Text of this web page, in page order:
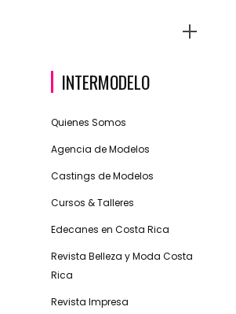
INTERMODELO
Quienes Somos
Agencia de Modelos
Castings de Modelos
Cursos & Talleres
Edecanes en Costa Rica
Revista Belleza y Moda Costa
Rica
Revista Impresa